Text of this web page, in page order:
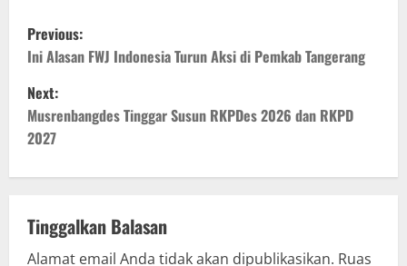
P
o
s
t
n
a
v
Previous:
Ini Alasan FWJ Indonesia Turun Aksi di Pemkab Tangerang
Next:
Musrenbangdes Tinggar Susun RKPDes 2026 dan RKPD
2027
Tinggalkan Balasan
Alamat email Anda tidak akan dipublikasikan. Ruas